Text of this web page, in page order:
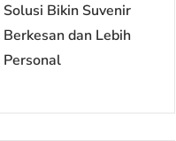
Solusi Bikin Suvenir
Berkesan dan Lebih
Personal